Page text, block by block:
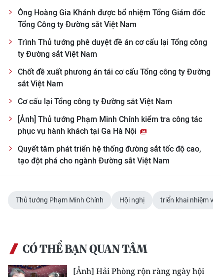
Ông Hoàng Gia Khánh được bổ nhiệm Tổng Giám đốc
Tổng Công ty Đường sắt Việt Nam
Trình Thủ tướng phê duyệt đề án cơ cấu lại Tổng công
ty Đường sắt Việt Nam
Chốt đề xuất phương án tái cơ cấu Tổng công ty Đường
sắt Việt Nam
Cơ cấu lại Tổng công ty Đường sắt Việt Nam
[Ảnh] Thủ tướng Phạm Minh Chính kiểm tra công tác
phục vụ hành khách tại Ga Hà Nội
Quyết tâm phát triển hệ thống đường sắt tốc độ cao,
tạo đột phá cho ngành Đường sắt Việt Nam
Thủ tướng Phạm Minh Chính Hội nghị triển khai nhiệm vụ
CÓ THỂ BẠN QUAN TÂM
[Ảnh] Hải Phòng rộn ràng ngày hội